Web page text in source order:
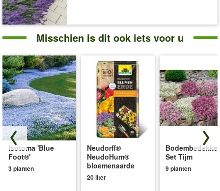
Misschien is dit ook iets voor u
Isotoma 'Blue
Foot®'
3 planten
Neudorff®
NeudoHum®
bloemenaarde
20 liter
Bodembedekker
Set Tijm
9 planten